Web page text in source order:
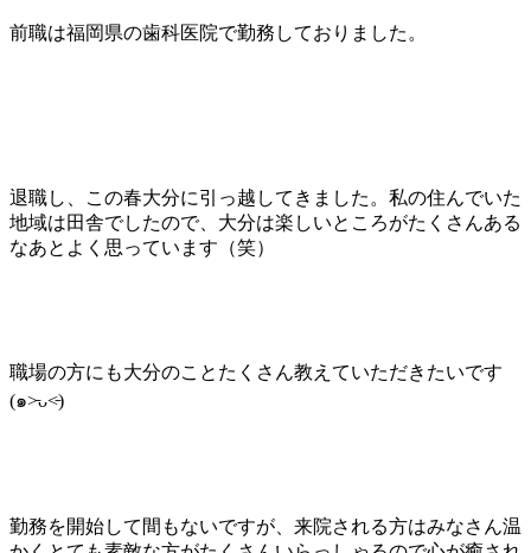
前職は福岡県の歯科医院で勤務しておりました。
退職し、この春大分に引っ越してきました。私の住んでいた
地域は田舎でしたので、大分は楽しいところがたくさんある
なあとよく思っています（笑）
職場の方にも大分のことたくさん教えていただきたいです
(๑˃̵ᴗ˂̵)
勤務を開始して間もないですが、来院される方はみなさん温